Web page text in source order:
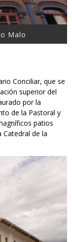
Malo
Conciliar, que se
superior del
por la
de la Pastoral y
patios
Catedral de la